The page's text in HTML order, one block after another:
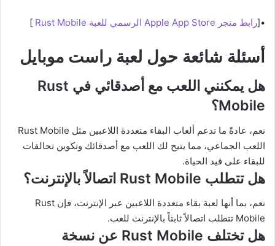
•[رابط متجر Apple App Store الرسمي للعبة Rust Mobile ]
أسئلة شائعة حول لعبة راست موبايل
هل يمكنني اللعب مع أصدقائي في Rust
Mobile؟
نعم، عادةً ما تدعم ألعاب البقاء متعددة اللاعبين مثل Rust Mobile
اللعب الجماعي، مما يتيح لك اللعب مع أصدقائك وتكوين تحالفات
للبقاء على قيد الحياة.
هل تتطلب Rust Mobile اتصالاً بالإنترنت؟
نعم، بما أنها لعبة بقاء متعددة اللاعبين عبر الإنترنت، فإن Rust
Mobile تتطلب اتصالاً ثابتاً بالإنترنت للعب.
هل تختلف Rust Mobile عن نسخة